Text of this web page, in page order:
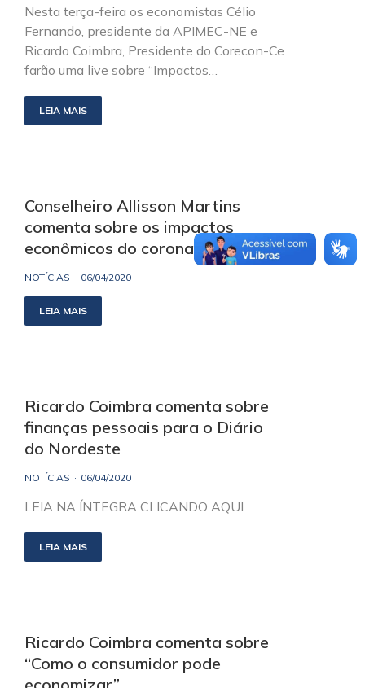
Nesta terça-feira os economistas Célio
Fernando, presidente da APIMEC-NE e
Ricardo Coimbra, Presidente do Corecon-Ce
farão uma live sobre “Impactos…
LEIA MAIS
Conselheiro Allisson Martins
comenta sobre os impactos
econômicos do coronavírus
NOTÍCIAS 06/04/2020
LEIA MAIS
Ricardo Coimbra comenta sobre
finanças pessoais para o Diário
do Nordeste
NOTÍCIAS 06/04/2020
LEIA NA ÍNTEGRA CLICANDO AQUI
LEIA MAIS
Ricardo Coimbra comenta sobre
“Como o consumidor pode